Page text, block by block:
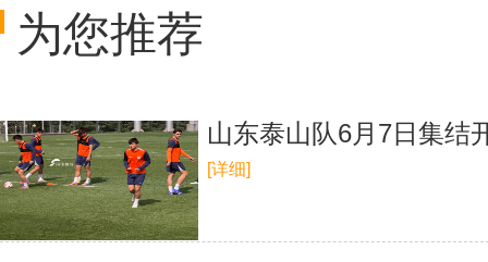
为您推荐
山东泰山队6月7日集结
[详细]